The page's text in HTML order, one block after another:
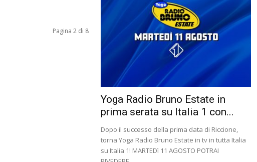
Pagina 2 di 8
Yoga Radio Bruno Estate in
prima serata su Italia 1 con...
Dopo il successo della prima data di Riccione,
torna Yoga Radio Bruno Estate in tv in tutta Italia
su Italia 1! MARTEDì 11 AGOSTO POTRAI